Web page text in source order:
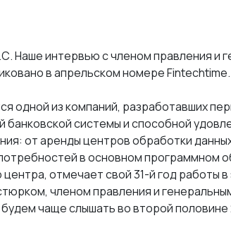
Наше интервью с членом правления и
в апрельском номере Fintechtime.
одной из компаний, разработавших
системы и способной
от аренды центров обработки данных
в основном программном
отмечает свой 31-й год работы
членом правления и
чаще слышать во второй половине